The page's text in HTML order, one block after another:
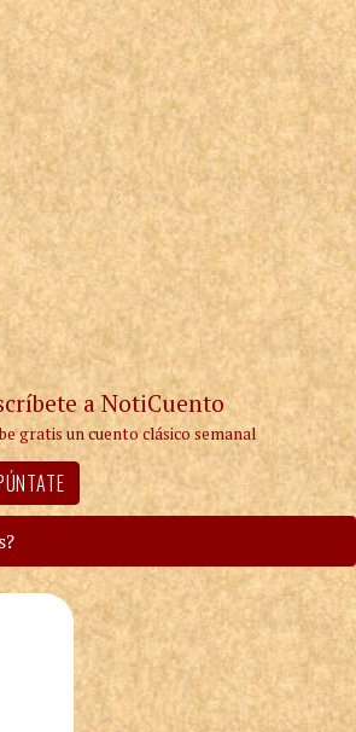
a NotiCuento
gratis un cuento clásico semanal